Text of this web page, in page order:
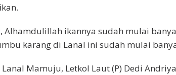
Alhamdulillah ikannya sudah mulai
karang di Lanal ini sudah mulai
Mamuju, Letkol Laut (P) Dedi